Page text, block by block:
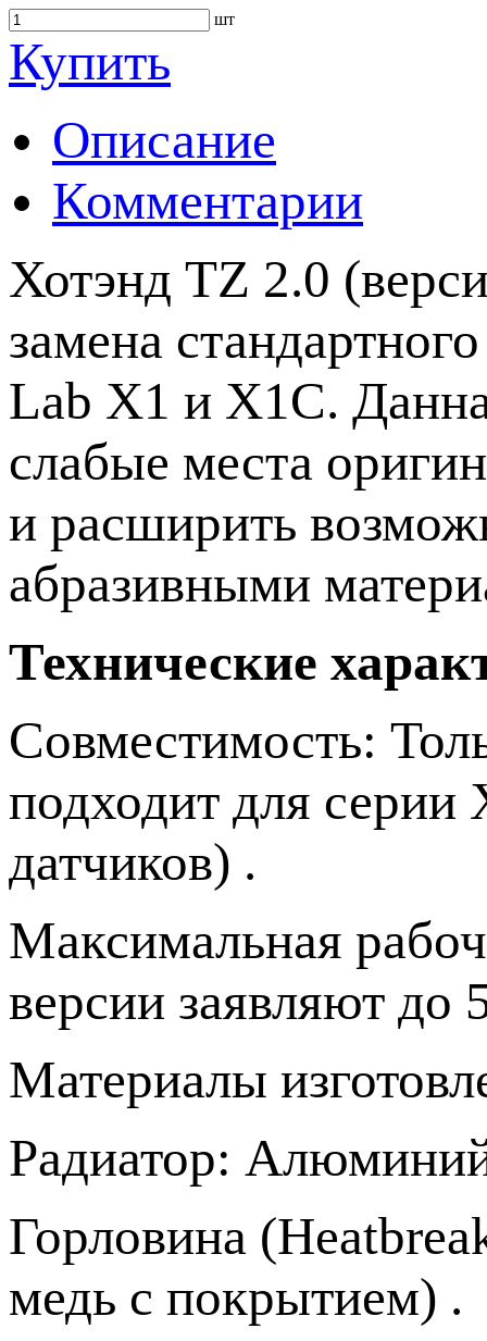
шт
Купить
Описание
Комментарии
Хотэнд TZ 2.0
замена
Lab X1 и X1C.
слабые места
и расширить
абразивными
Технические
Совместимость:
подходит для серии
датчиков) .
Максимальная
версии заявляют до
Материалы
Радиатор:
Горловина
медь с покрытием) .